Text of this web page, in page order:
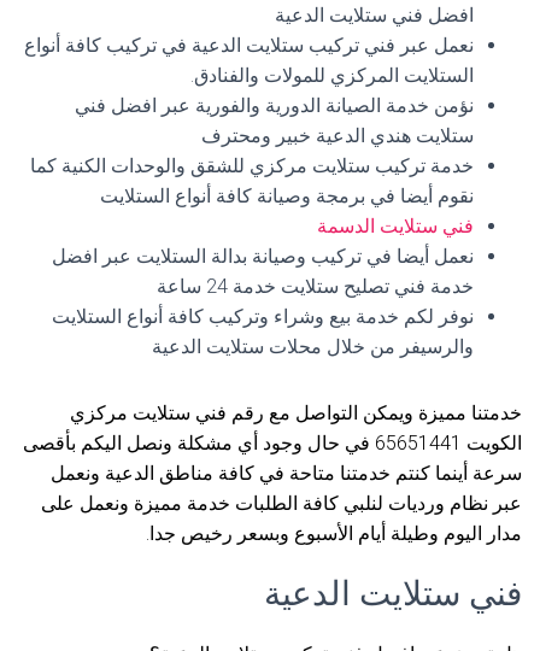
افضل فني ستلايت الدعية
نعمل عبر فني تركيب ستلايت الدعية في تركيب كافة أنواع
الستلايت المركزي للمولات والفنادق.
نؤمن خدمة الصيانة الدورية والفورية عبر افضل فني
ستلايت هندي الدعية خبير ومحترف
خدمة تركيب ستلايت مركزي للشقق والوحدات الكنية كما
نقوم أيضا في برمجة وصيانة كافة أنواع الستلايت
فني ستلايت الدسمة
نعمل أيضا في تركيب وصيانة بدالة الستلايت عبر افضل
خدمة فني تصليح ستلايت خدمة 24 ساعة
نوفر لكم خدمة بيع وشراء وتركيب كافة أنواع الستلايت
والرسيفر من خلال محلات ستلايت الدعية
خدمتنا مميزة ويمكن التواصل مع رقم فني ستلايت مركزي
الكويت 65651441 في حال وجود أي مشكلة ونصل اليكم بأقصى
سرعة أينما كنتم خدمتنا متاحة في كافة مناطق الدعية ونعمل
عبر نظام ورديات لنلبي كافة الطلبات خدمة مميزة ونعمل على
مدار اليوم وطيلة أيام الأسبوع وبسعر رخيص جدا.
فني ستلايت الدعية